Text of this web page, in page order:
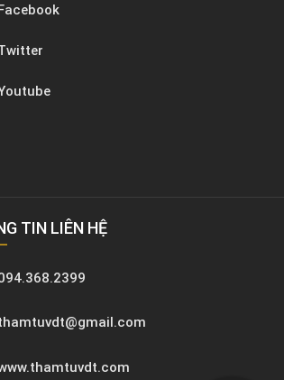
TIN LIÊN HỆ